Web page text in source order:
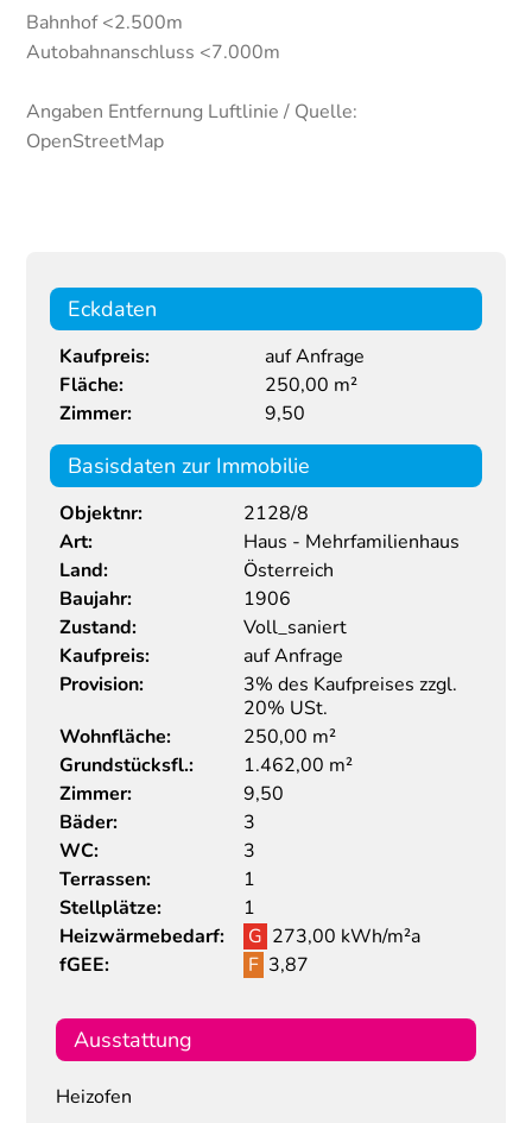
Bahnhof <2.500m
Autobahnanschluss <7.000m
Angaben Entfernung Luftlinie / Quelle:
OpenStreetMap
Eckdaten
Kaufpreis:
auf Anfrage
Fläche:
250,00 m²
Zimmer:
9,50
Basisdaten zur Immobilie
Objektnr:
2128/8
Art:
Haus - Mehrfamilienhaus
Land:
Österreich
Baujahr:
1906
Zustand:
Voll_saniert
Kaufpreis:
auf Anfrage
Provision:
3% des Kaufpreises zzgl.
20% USt.
Wohnfläche:
250,00 m²
Grundstücksfl.:
1.462,00 m²
Zimmer:
9,50
Bäder:
3
WC:
3
Terrassen:
1
Stellplätze:
1
Heizwärmebedarf:
G 273,00 kWh/m²a
fGEE:
F 3,87
Ausstattung
Heizofen